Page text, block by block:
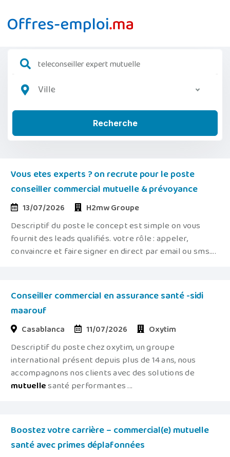
Ville
Recherche
Vous etes experts ? on recrute pour le poste
conseiller commercial mutuelle & prévoyance
13/07/2026 H2mw Groupe
Descriptif du poste le concept est simple on vous
fournit des leads qualifiés. votre rôle : appeler,
convaincre et faire signer en direct par email ou sms....
Conseiller commercial en assurance santé -sidi
maarouf
Casablanca 11/07/2026 Oxytim
Descriptif du poste chez oxytim, un groupe
international présent depuis plus de 14 ans, nous
accompagnons nos clients avec des solutions de
mutuellesanté performantes ...
Boostez votre carrière – commercial(e) mutuelle
santé avec primes déplafonnées